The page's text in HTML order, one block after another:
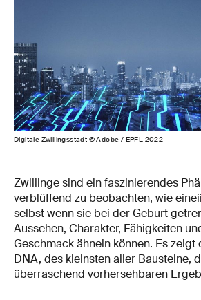
Digitale Zwillingsstadt © Adobe / EPFL 2022
Zwillinge sind ein faszinierendes
verblüffend zu beobachten, wie
selbst wenn sie bei der Geburt
Aussehen, Charakter, Fähigkeiten
Geschmack ähneln können. Es
DNA, des kleinsten aller Bausteine,
überraschend vorhersehbaren